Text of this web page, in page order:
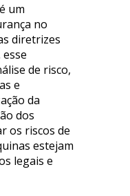
um
no
diretrizes
de risco,
e
da
dos
os riscos de
estejam
legais e